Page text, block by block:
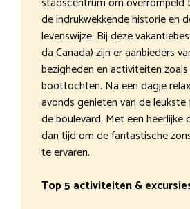
de indrukwekkende historie en
levenswijze. Bij deze
da Canada) zijn er aanbieders
bezigheden en activiteiten
boottochten. Na een dagje
avonds genieten van de
de boulevard. Met een heerlijke
dan tijd om de fantastische
te ervaren.
Top 5 activiteiten &